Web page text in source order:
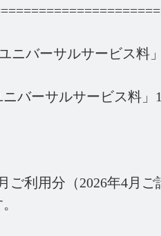
ニバーサルサービス料
ニバーサルサービス料
ご利用分（2026年4月